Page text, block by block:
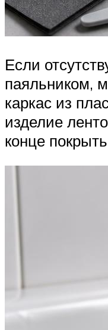
Если
паяльником,
каркас из
изделие
конце